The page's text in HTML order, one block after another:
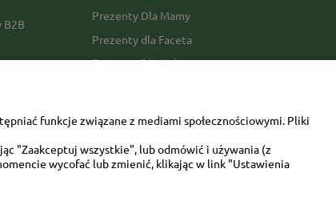
Prezenty Dla Mamy
Prezenty dla Faceta
Prezenty Dla Kobiety
funkcje związane z mediami społecznościowymi. Pliki
"Zaakceptuj wszystkie", lub odmówić i używania (z
wycofać lub zmienić, klikając w link "Ustawienia